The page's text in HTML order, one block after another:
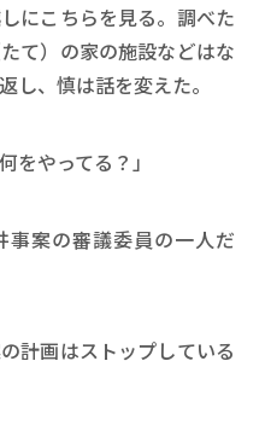
にこちらを見る。調べた
て）の家の施設などはな
し、慎は話を変えた。
をやってる？」
事案の審議委員の一人だ
計画はストップしている